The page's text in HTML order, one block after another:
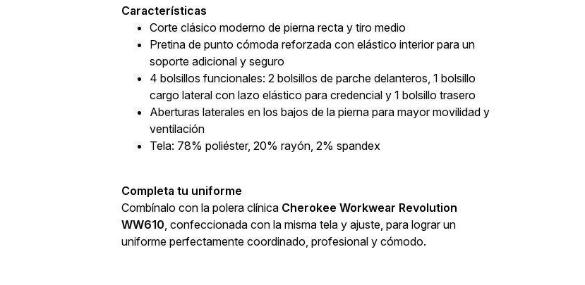
Características
Corte clásico moderno de pierna recta y tiro medio
Pretina de punto cómoda reforzada con elástico interior para un
soporte adicional y seguro
4 bolsillos funcionales: 2 bolsillos de parche delanteros, 1 bolsillo
cargo lateral con lazo elástico para credencial y 1 bolsillo trasero
Aberturas laterales en los bajos de la pierna para mayor movilidad y
ventilación
Tela: 78% poliéster, 20% rayón, 2% spandex
Completa tu uniforme
Combínalo con la polera clínica Cherokee Workwear Revolution
WW610 , confeccionada con la misma tela y ajuste, para lograr un
uniforme perfectamente coordinado, profesional y cómodo.